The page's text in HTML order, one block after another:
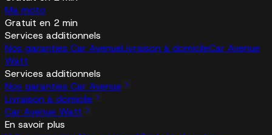
Ma moto
Gratuit en 2 min
Services additionnels
Nos garanties Car AvenueLivraison à domicileCar Avenue
Watt
Services additionnels
Nos garanties Car Avenue
Livraison à domicile
Car Avenue Watt
En savoir plus